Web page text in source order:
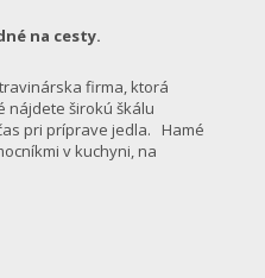
na cesty.
firma, ktorá
nájdete širokú škálu
pri príprave jedla. Hamé
v kuchyni, na